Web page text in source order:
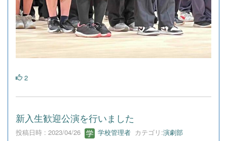
2
新入生歓迎公演を行いました
投稿日時 : 2023/04/26 学校管理者 カテゴリ:演劇部